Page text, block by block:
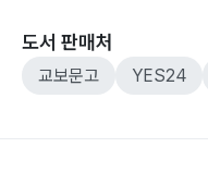
도서 판매처
교보문고 YES24